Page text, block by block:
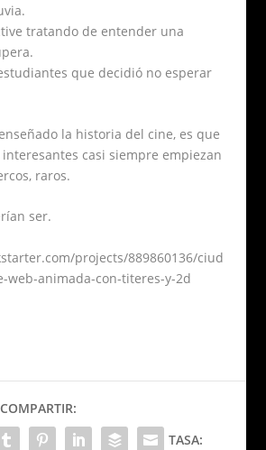
tratando de entender una
que decidió no esperar
la historia del cine, es que
casi siempre empiezan
raros.
ser.
projects/889860136/ciud
web-animada-con-titeres-y-2d
COMPARTIR:
TASA: